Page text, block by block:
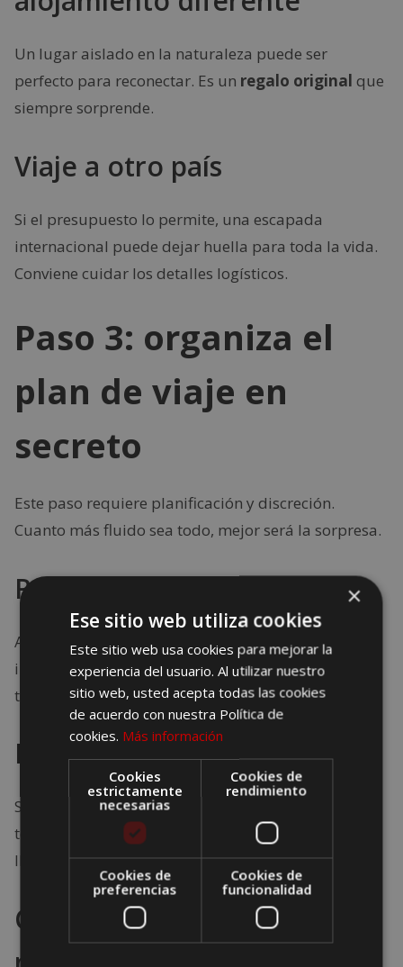
Un lugar aislado en la naturaleza puede ser
perfecto para reconectar. Es un regalo original que
siempre sorprende.
Viaje a otro país
Si el presupuesto lo permite, una escapada
internacional puede dejar huella para toda la vida.
Conviene cuidar los detalles logísticos.
Paso 3: organiza el
plan de viaje en
secreto
Este paso requiere planificación y discreción.
Cuanto más fluido sea todo, mejor será la sorpresa.
Reserva con anticipación
Asegura transporte y hospedaje. Si hay actividades
incluidas, también conviene gestionarlas con
tiempo.
Prepara una maleta discreta
Si la persona no debe saber nada, asegúrate de
tener una maleta lista o saber exactamente qué
llevar.
Crea una coartada si es
×
Ese sitio web utiliza cookies
Este sitio web usa cookies para mejorar la
experiencia del usuario. Al utilizar nuestro
sitio web, usted acepta todas las cookies
de acuerdo con nuestra Política de
cookies. Más información
Cookies
estrictamente
necesarias
Cookies de
rendimiento
Cookies de
preferencias
Cookies de
funcionalidad